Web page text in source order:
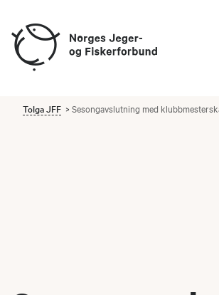
Tolga JFF Sesongavslutning med